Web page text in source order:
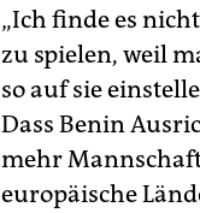
„Ich finde es
zu spielen, weil
so auf sie
Dass Benin
mehr
europäische